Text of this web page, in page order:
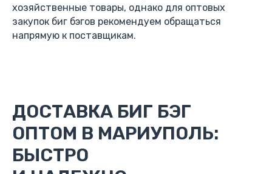
хозяйственные товары, однако для оптовых
закупок биг бэгов рекомендуем обращаться
напрямую к поставщикам.
ДОСТАВКА БИГ БЭГ
ОПТОМ В МАРИУПОЛЬ:
БЫСТРО